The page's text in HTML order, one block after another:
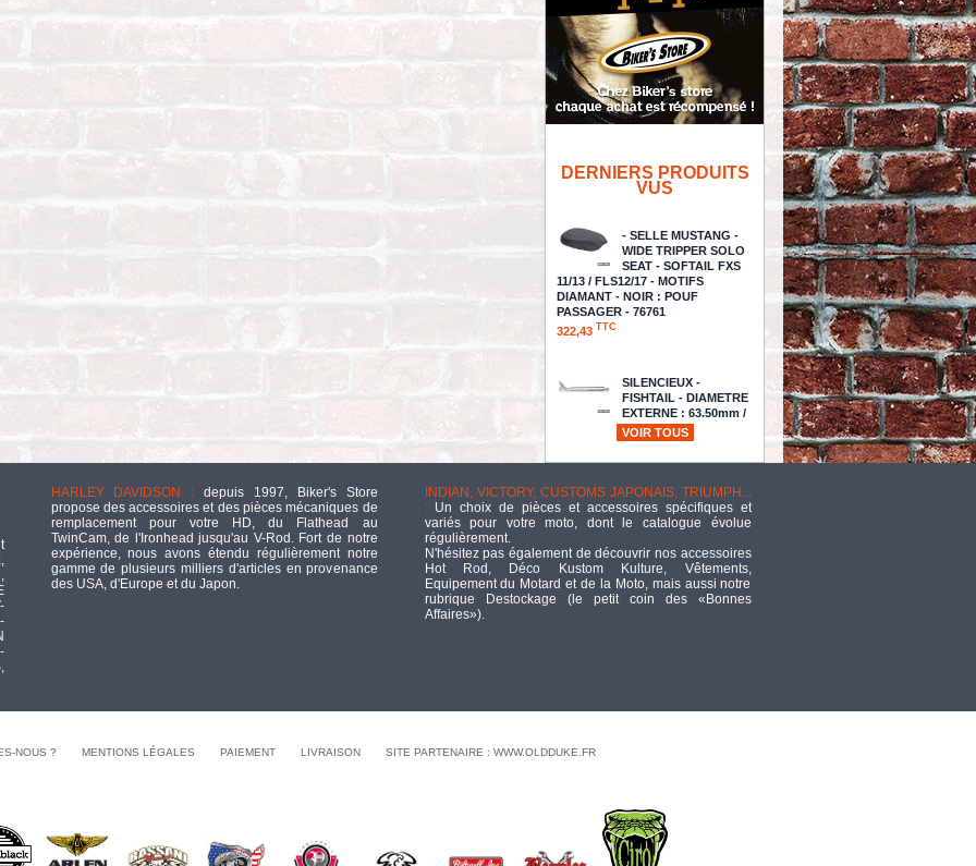
DERNIERS PRODUITS
VUS
- SELLE MUSTANG -
WIDE TRIPPER SOLO
SEAT - SOFTAIL FXS
11/13 / FLS12/17 - MOTIFS
DIAMANT - NOIR : POUF
PASSAGER - 76761
322,43 TTC
SILENCIEUX -
FISHTAIL - DIAMETRE
EXTERNE : 63.50mm /
LONGUEUR : 28" - PAUGHCO -
1"3/4 - AVEC GLISSIERE - COTE
SILENCIEUX FALCON
CUSTOM PARTS -
SOFTAIL MILWAUKEE
EIGHT FLSL / FXST / FXBRS /
FLFBS /FXLRS / FXBBS / FXRST /
FLFBS / FXBR 21UP - DOUBLE
US - 3.2MM / 1/8" -
TTC
VOIR TOUS
HARLEY DAVIDSON : depuis 1997, Biker's Store
propose des accessoires et des pièces mécaniques de
remplacement pour votre HD, du Flathead au
TwinCam, de l'Ironhead jusqu'au V-Rod. Fort de notre
expérience, nous avons étendu régulièrement notre
gamme de plusieurs milliers d'articles en provenance
des USA, d'Europe et du Japon.
INDIAN, VICTORY, CUSTOMS JAPONAIS, TRIUMPH...
:Un choix de pièces et accessoires spécifiques et
variés pour votre moto, dont le catalogue évolue
régulièrement.
N'hésitez pas également de découvrir nos accessoires
Hot Rod, Déco Kustom Kulture, Vêtements,
Equipement du Motard et de la Moto, mais aussi notre
rubrique Destockage (le petit coin des «Bonnes
Affaires»).
NOUS ? MENTIONS LÉGALES PAIEMENT LIVRAISON SITE PARTENAIRE : WWW.OLDDUKE.FR